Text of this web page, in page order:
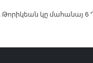
կը մահանայ 6